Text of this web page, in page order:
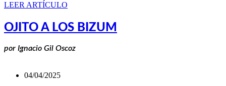
LEER ARTÍCULO
OJITO A LOS BIZUM
por Ignacio Gil Oscoz
04/04/2025